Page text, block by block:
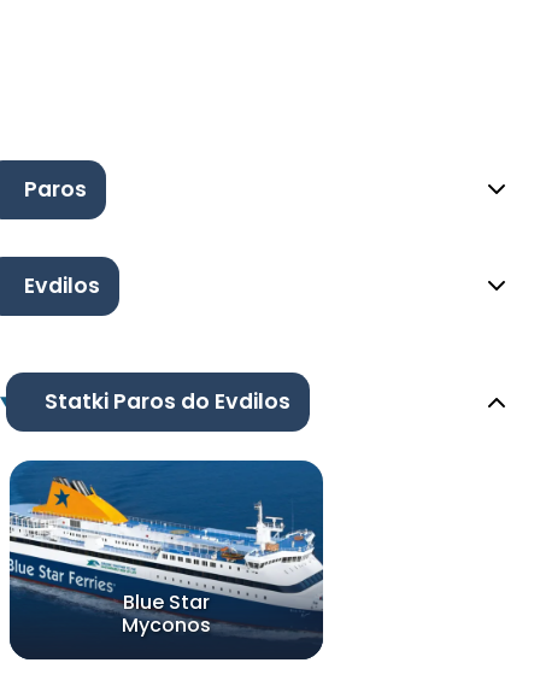
Paros
Evdilos
Statki Paros do Evdilos
Blue Star
Myconos